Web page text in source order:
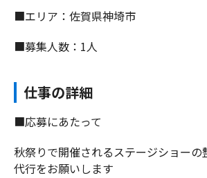
■エリア：佐賀県神埼市
■募集人数：1人
仕事の詳細
■応募にあたって
秋祭りで開催されるステージショーの
代行をお願いします